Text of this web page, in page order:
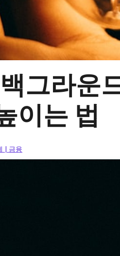
그라운
이는 법
| 금융